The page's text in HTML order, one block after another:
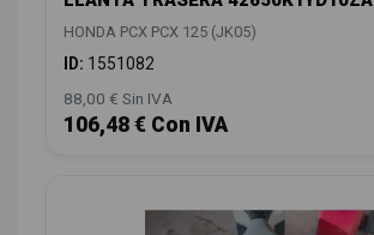
HONDA PCX PCX 125 (JK05)
ID: 1551082
88,00 € Sin IVA
106,48 € Con IVA